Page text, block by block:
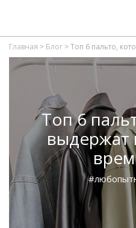
Главная > Блог >Топ 6 пальто,
Топ 6
выдержат